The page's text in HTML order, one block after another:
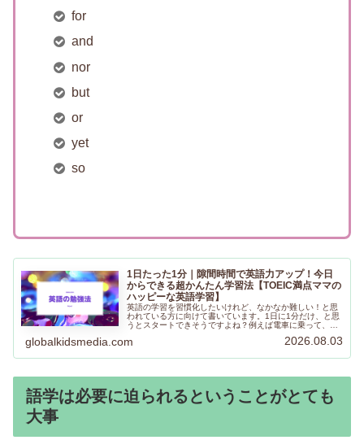
for
and
nor
but
or
yet
so
1日たった1分｜隙間時間で英語力アップ！今日
からできる超かんたん学習法【TOEIC満点ママの
ハッピーな英語学習】
英語の学習を習慣化したいけれど、なかなか難しい！と思
われている方に向けて書いています。1日に1分だけ、と思
うとスタートできそうですよね？例えば電車に乗って、隣
はいかがでしょうか？ぜひ試してみてくださいね。
globalkidsmedia.com 2026.08.03
語学は必要に迫られるということがとても
大事